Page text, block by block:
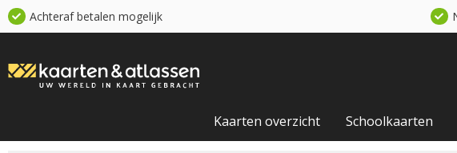
Achteraf betalen mogelijk
Kaarten overzicht Schoolkaarten